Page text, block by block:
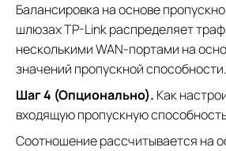
Балансировка на основе
шлюзах TP-Link распределяет
несколькими WAN-портами на
значений пропускной способности.
Шаг 4 (Опционально). Как
входящую пропускную
Соотношение рассчитывается на